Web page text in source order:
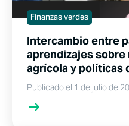
Finanzas verdes
Intercambio entre
aprendizajes
agrícola y políticas
Publicado el 1 de julio de